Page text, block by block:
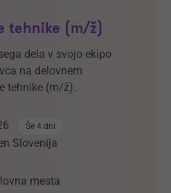
tehnike (m/ž)
dela v svojo ekipo
na delovnem
tehnike (m/ž).
Še 4 dni
Slovenija
mesta